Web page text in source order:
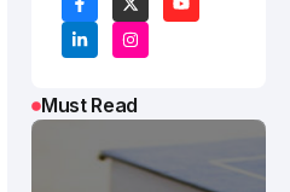
Must Read